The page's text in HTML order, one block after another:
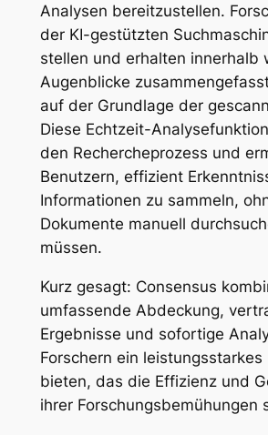
Analysen bereitzustellen.
der KI-gestützten
stellen und erhalten innerhalb
Augenblicke
auf der Grundlage der
Diese Echtzeit-
den Rechercheprozess und
Benutzern, effizient
Informationen zu sammeln,
Dokumente manuell
müssen.
Kurz gesagt: Consensus
umfassende Abdeckung,
Ergebnisse und sofortige
Forschern ein leistungsstarkes
bieten, das die Effizienz und
ihrer Forschungsbemühungen